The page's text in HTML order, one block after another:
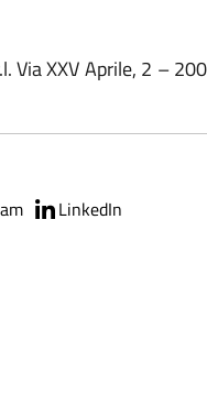
XXV Aprile, 2 –
LinkedIn